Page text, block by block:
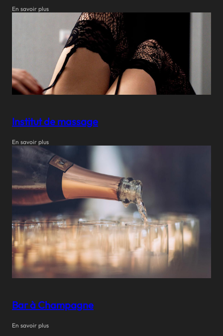
En savoir plus
Institut de massage
En savoir plus
Bar à Champagne
En savoir plus